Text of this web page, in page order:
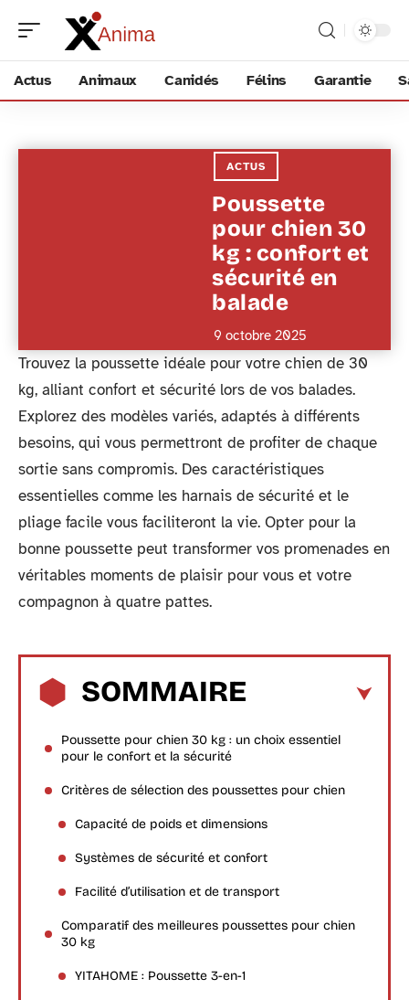
Actus Animaux Canidés Félins Garantie
ACTUS
Poussette
pour chien 30
kg : confort et
sécurité en
balade
9 octobre 2025
Trouvez la poussette idéale pour votre chien de 30
kg, alliant confort et sécurité lors de vos balades.
Explorez des modèles variés, adaptés à différents
besoins, qui vous permettront de profiter de chaque
sortie sans compromis. Des caractéristiques
essentielles comme les harnais de sécurité et le
pliage facile vous faciliteront la vie. Opter pour la
bonne poussette peut transformer vos promenades en
véritables moments de plaisir pour vous et votre
compagnon à quatre pattes.
SOMMAIRE
Poussette pour chien 30 kg : un choix essentiel
pour le confort et la sécurité
Critères de sélection des poussettes pour chien
Capacité de poids et dimensions
Systèmes de sécurité et confort
Facilité d’utilisation et de transport
Comparatif des meilleures poussettes pour chien
30 kg
YITAHOME : Poussette 3-en-1